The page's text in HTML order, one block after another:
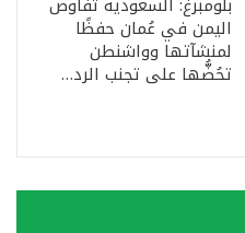
اليمن في عُمان حفظًا
لمنشآتها وواشنطن
تحُضُّها على تجنب الرد…